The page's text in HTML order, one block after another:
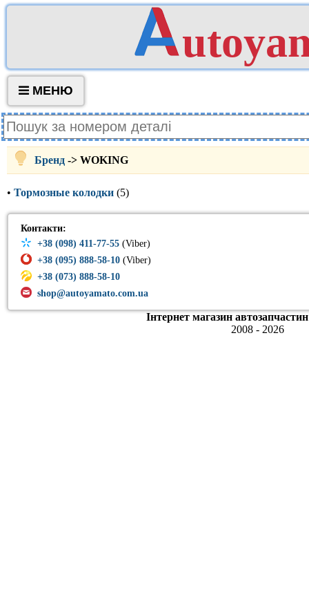
МЕНЮ
Бренд -> WOKING
• Тормозные колодки (5)
Контакти:
+38 (098) 411-77-55 (Viber)
+38 (095) 888-58-10 (Viber)
+38 (073) 888-58-10
shop@autoyamato.com.ua
Інтернет магазин
2008 - 2026